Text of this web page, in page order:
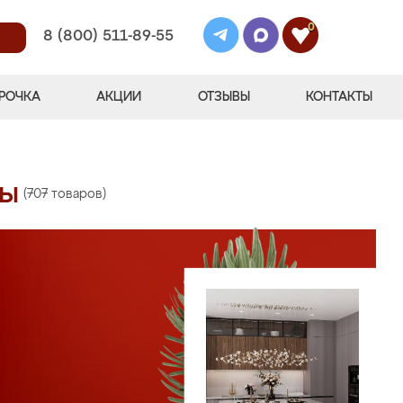
8 (800) 511-89-55
0
АКЦИИ ОТЗЫВЫ КОНТАКТЫ
(707 товаров)